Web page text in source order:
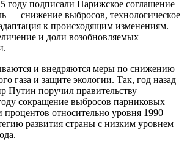
году подписали Парижское соглашение
— снижение выбросов, технологическое
к происходящим изменениям.
и доли возобновляемых
и внедряются меры по снижению
газа и защите экологии. Так, год назад
Путин поручил правительству
сокращение выбросов парниковых
процентов относительно уровня 1990
развития страны с низким уровнем